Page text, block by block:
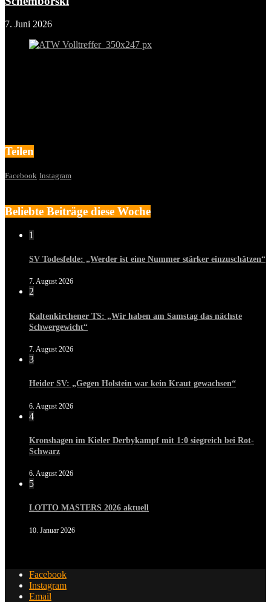
7. Juni 2026
Teilen
Facebook Instagram
Beliebte Beiträge diese Woche
1
SV Todesfelde: „Werder ist eine Nummer stärker einzuschätzen“
7. August 2026
2
Kaltenkirchener TS: „Wir haben am Samstag das nächste
Schwergewicht“
7. August 2026
3
Heider SV: „Gegen Holstein war kein Kraut gewachsen“
6. August 2026
4
Kronshagen im Kieler Derbykampf mit 1:0 siegreich bei Rot-
Schwarz
6. August 2026
5
LOTTO MASTERS 2026 aktuell
10. Januar 2026
Facebook
Instagram
Email